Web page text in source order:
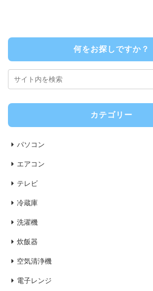
何をお探しですか？
カテゴリー
パソコン
エアコン
テレビ
冷蔵庫
洗濯機
炊飯器
空気清浄機
電子レンジ